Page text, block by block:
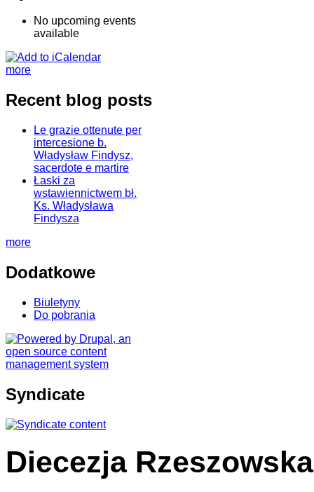
No upcoming events
available
more
Recent blog posts
Le grazie ottenute per
intercesione b.
Władysław Findysz,
sacerdote e martire
Łaski za
wstawiennictwem bł.
Ks. Władysława
Findysza
more
Dodatkowe
Biuletyny
Do pobrania
Syndicate
Diecezja Rzeszowska